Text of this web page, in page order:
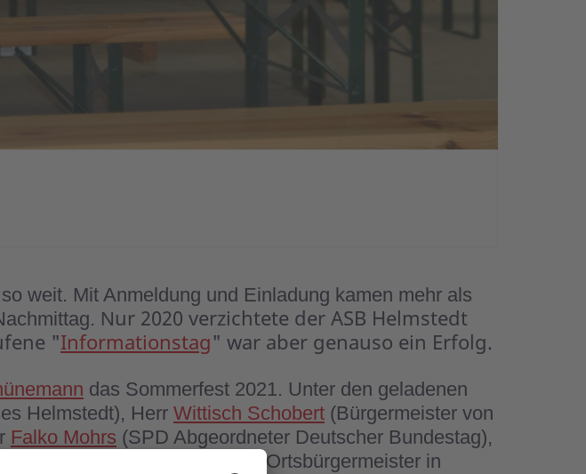
weit. Mit Anmeldung und Einladung kamen mehr als
Nur 2020 verzichtete der ASB Helmstedt
"Informationstag" war aber genauso ein Erfolg.
das Sommerfest 2021. Unter den geladenen
Helmstedt), Herr Wittisch Schobert (Bürgermeister von
Falko Mohrs (SPD Abgeordneter Deutscher Bundestag),
und
(stellv. Ortsbürgermeister in